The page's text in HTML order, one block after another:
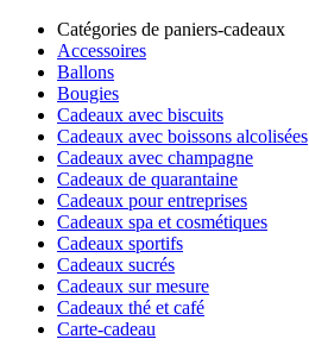
Catégories de paniers-cadeaux
Accessoires
Ballons
Bougies
Cadeaux avec biscuits
Cadeaux avec boissons alcolisées
Cadeaux avec champagne
Cadeaux de quarantaine
Cadeaux pour entreprises
Cadeaux spa et cosmétiques
Cadeaux sportifs
Cadeaux sucrés
Cadeaux sur mesure
Cadeaux thé et café
Carte-cadeau